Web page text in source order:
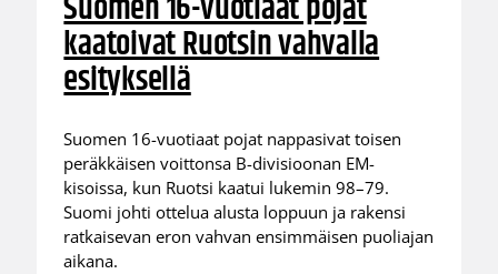
kaatoivat Ruotsin vahvalla
esityksellä
Suomen 16-vuotiaat pojat nappasivat toisen
peräkkäisen voittonsa B-divisioonan EM-
kisoissa, kun Ruotsi kaatui lukemin 98–79.
Suomi johti ottelua alusta loppuun ja rakensi
ratkaisevan eron vahvan ensimmäisen puoliajan
aikana.